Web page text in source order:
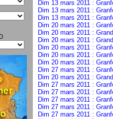
Dim 13 mars 2011 :
Dim 13 mars 2011 :
Dim 13 mars 2011 :
Dim 20 mars 2011 :
Dim 20 mars 2011 :
Dim 20 mars 2011 :
Dim 20 mars 2011 :
Dim 20 mars 2011 :
Dim 20 mars 2011 :
Dim 27 mars 2011 :
Dim 20 mars 2011 :
Dim 27 mars 2011 :
Dim 27 mars 2011 :
Dim 27 mars 2011 :
Dim 27 mars 2011 :
Dim 27 mars 2011 :